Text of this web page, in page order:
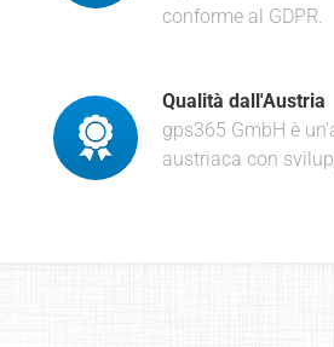
conforme al GDPR.
Qualità dall'Austria
gps365 GmbH è
austriaca con